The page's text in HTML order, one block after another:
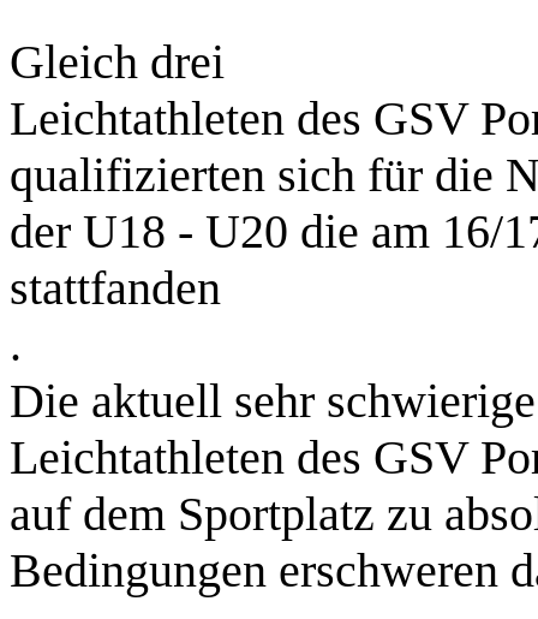
Gleich drei
Leichtathleten des GSV
qualifizierten sich für die
der U18 - U20 die am 16/
stattfanden
.
Die aktuell sehr
Leichtathleten des GSV
auf dem Sportplatz zu
Bedingungen erschweren